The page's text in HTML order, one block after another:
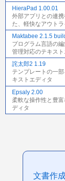
HieraPad 1.00.01
外部アプリとの連
た、軽快なアウト
Maktabee 2.1.5
プログラム言語の
管理対応のテキスト
詫太郎2 1.19
テンプレートの一
キストエディタ
Epsaly 2.00
柔軟な操作性と豊
ディタ
文書作